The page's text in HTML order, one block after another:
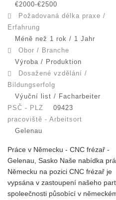
€2000-€2500
Požadovaná délka praxe /
Erfahrung
Méně než 1 rok / 1 Jahr
Obor / Branche
Výroba / Produktion
Dosažené vzdělání /
Bildungserfolg
Výuční list / Facharbeiter
PSČ - PLZ
09423
pracoviště - Arbeitsort
Gelenau
Práce v Německu - CNC frézař -
Gelenau, Sasko Naše nabídka
Německu na pozici CNC frézař je
vypsána v zastoupení našeho
spoleečnosti působící v